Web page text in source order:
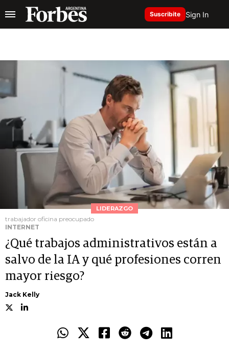
Suscribite Sign In
LIDERAZGO
trabajador oficina preocupado
INTERNET
¿Qué trabajos administrativos están a
salvo de la IA y qué profesiones corren
mayor riesgo?
Jack Kelly